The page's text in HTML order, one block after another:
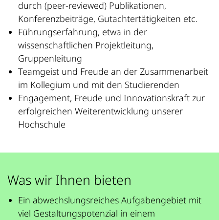
durch (peer-reviewed) Publikationen,
Konferenzbeiträge, Gutachtertätigkeiten etc.
Führungserfahrung, etwa in der
wissenschaftlichen Projektleitung,
Gruppenleitung
Teamgeist und Freude an der Zusammenarbeit
im Kollegium und mit den Studierenden
Engagement, Freude und Innovationskraft zur
erfolgreichen Weiterentwicklung unserer
Hochschule
Was wir Ihnen bieten
Ein abwechslungsreiches Aufgabengebiet mit
viel Gestaltungspotenzial in einem